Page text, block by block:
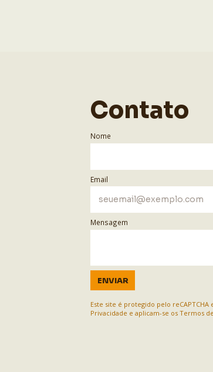
Contato
Nome
Email
Mensagem
ENVIAR
Este site é protegido pelo reCAPTCHA
Privacidade e aplicam-se os Termos